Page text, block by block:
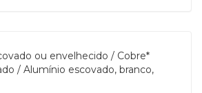
ou envelhecido / Cobre*
/ Alumínio escovado, branco,